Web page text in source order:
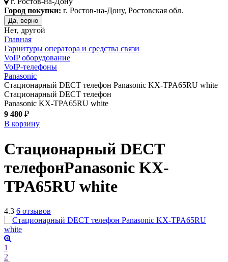
Город покупки: г. Ростов-на-Дону, Ростовская обл.
Да, верно
Нет, другой
Главная
Гарнитуры оператора и средства связи
VoIP оборудование
VoIP-телефоны
Panasonic
Стационарный DECT телефон Panasonic KX-TPA65RU white
Стационарный DECT телефон
Panasonic KX-TPA65RU white
9 480 ₽
В корзину
Стационарный DECT
телефонPanasonic KX-
TPA65RU white
4.3 6 отзывов
1
2